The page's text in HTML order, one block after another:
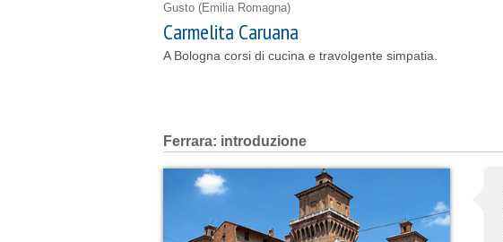
Gusto (Emilia Romagna)
Carmelita Caruana
A Bologna corsi di cucina e travolgente simpatia.
Ferrara: introduzione